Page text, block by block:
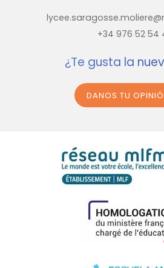
+34 976 52 54
¿Te gusta la
DANOS TU